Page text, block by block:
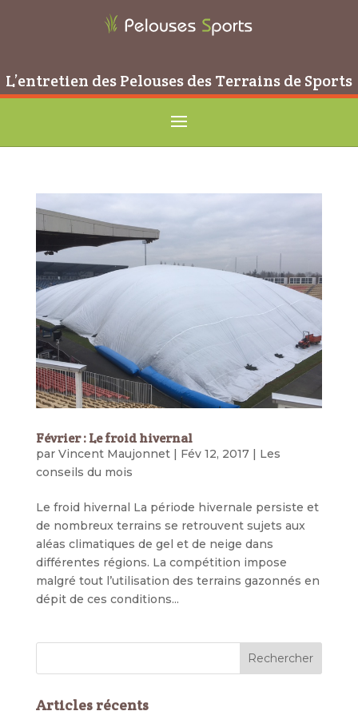
L’entretien des Pelouses des Terrains de Sports
Février : Le froid hivernal
par Vincent Maujonnet| Fév 12, 2017| Les
conseils du mois
Le froid hivernal La période hivernale persiste et
de nombreux terrains se retrouvent sujets aux
aléas climatiques de gel et de neige dans
différentes régions. La compétition impose
malgré tout l’utilisation des terrains gazonnés en
dépit de ces conditions...
Articles récents